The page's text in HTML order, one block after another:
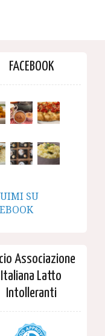
FACEBOOK
SU
Associazione
Italiana Latto
Intolleranti